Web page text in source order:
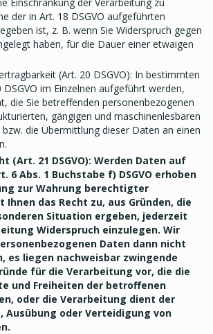
der in Art. 18 DSGVO aufgeführten
ist, z. B. wenn Sie Widerspruch gegen
haben, für die Dauer einer etwaigen
(Art. 20 DSGVO): In bestimmten
DSGVO im Einzelnen aufgeführt werden,
die Sie betreffenden personenbezogenen
gängigen und maschinenlesbaren
die Übermittlung dieser Daten an einen
(Art. 21 DSGVO): Werden Daten auf
6 Abs. 1 Buchstabe f) DSGVO erhoben
zur Wahrung berechtigter
das Recht zu, aus Gründen, die
Situation ergeben, jederzeit
Widerspruch einzulegen. Wir
Daten dann nicht
es liegen nachweisbar zwingende
für die Verarbeitung vor, die die
und Freiheiten der betroffenen
oder die Verarbeitung dient der
Ausübung oder Verteidigung von